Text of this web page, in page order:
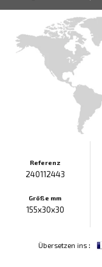
Referenz
240112443
Größe mm
155x30x30
Übersetzen ins: